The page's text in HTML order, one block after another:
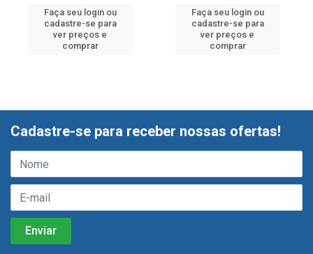
Faça seu login ou
cadastre-se para
ver preços e
comprar
Faça seu login ou
cadastre-se para
ver preços e
comprar
Cadastre-se para receber nossas ofertas!